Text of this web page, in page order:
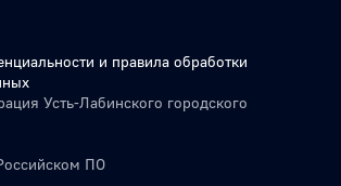
и правила обработки
Усть-Лабинского городского
ПО